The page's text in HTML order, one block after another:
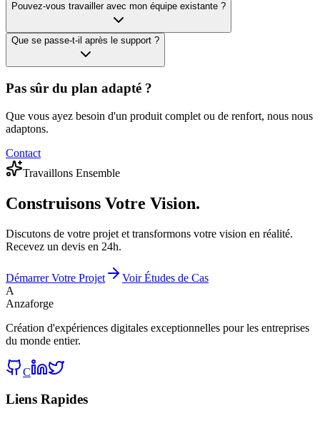
Pouvez-vous travailler avec mon équipe existante ?
Que se passe-t-il après le support ?
Pas sûr du plan adapté ?
Que vous ayez besoin d'un produit complet ou de renfort, nous nous
adaptons.
Contact
Travaillons Ensemble
Construisons Votre Vision.
Discutons de votre projet et transformons votre vision en réalité.
Recevez un devis en 24h.
Démarrer Votre Projet
Voir Études de Cas
A
Anzaforge
Création d'expériences digitales exceptionnelles pour les entreprises
du monde entier.
C
Liens Rapides